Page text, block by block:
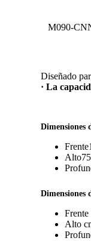
M090-
Diseñado
· La
Dimensiones
Frente
Alto
Dimensiones
Frente
Alto